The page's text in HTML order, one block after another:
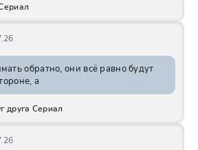
обратно, они всё равно будут
а
друга Сериал